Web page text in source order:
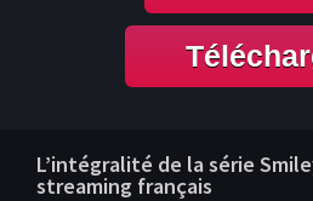
L’intégralité de la série
streaming français